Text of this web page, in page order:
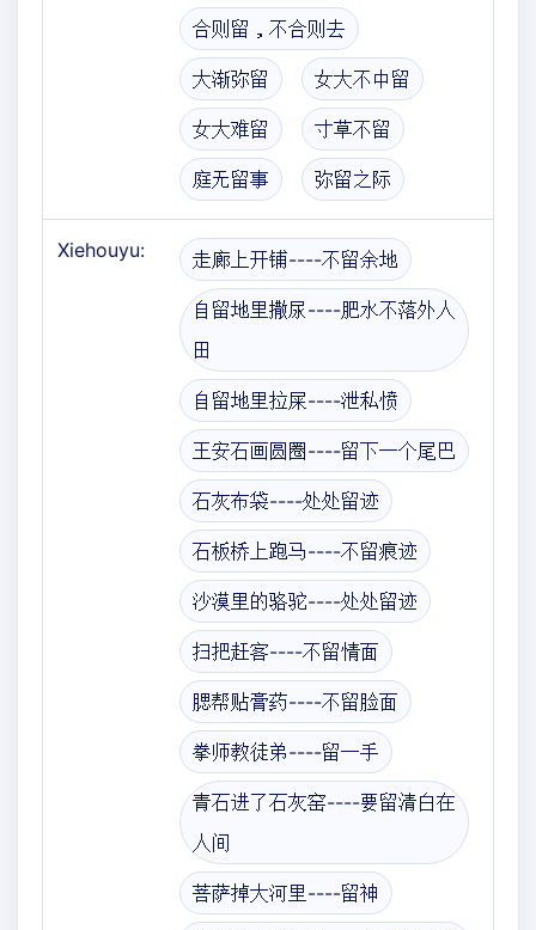
合则留，不合则去
大渐弥留 女大不中留
女大难留 寸草不留
庭无留事 弥留之际
Xiehouyu: 走廊上开铺----不留余地
自留地里撒尿----肥水不落外人
田
自留地里拉屎----泄私愤
王安石画圆圈----留下一个尾巴
石灰布袋----处处留迹
石板桥上跑马----不留痕迹
沙漠里的骆驼----处处留迹
扫把赶客----不留情面
腮帮贴膏药----不留脸面
拳师教徒弟----留一手
青石进了石灰窑----要留清白在
人间
菩萨掉大河里----留神